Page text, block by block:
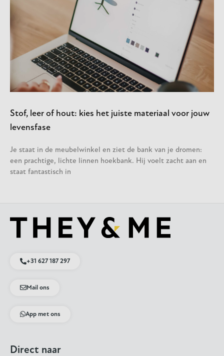
Stof, leer of hout: kies het juiste materiaal voor jouw
levensfase
Je staat in de meubelwinkel en ziet de bank van je dromen:
een prachtige, lichte linnen hoekbank. Hij voelt zacht aan en
staat fantastisch in
+31 627 187 297
Mail ons
App met ons
Direct naar